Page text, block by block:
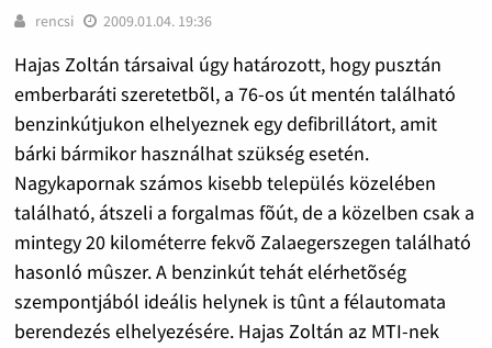
rencsi 2009.01.04. 19:36
Hajas Zoltán társaival úgy határozott, hogy pusztán
emberbaráti szeretetbõl, a 76-os út mentén található
benzinkútjukon elhelyeznek egy defibrillátort, amit
bárki bármikor használhat szükség esetén.
Nagykapornak számos kisebb település közelében
található, átszeli a forgalmas fõút, de a közelben csak a
mintegy 20 kilométerre fekvõ Zalaegerszegen található
hasonló mûszer. A benzinkút tehát elérhetõség
szempontjából ideális helynek is tûnt a félautomata
berendezés elhelyezésére. Hajas Zoltán az MTI-nek